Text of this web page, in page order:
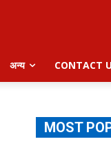
अन्य CONTACT
MOST